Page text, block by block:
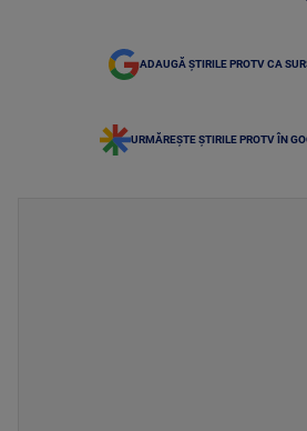
ADAUGĂ ȘTIRILE PROTV CA
URMĂREȘTE ȘTIRILE PROTV ÎN